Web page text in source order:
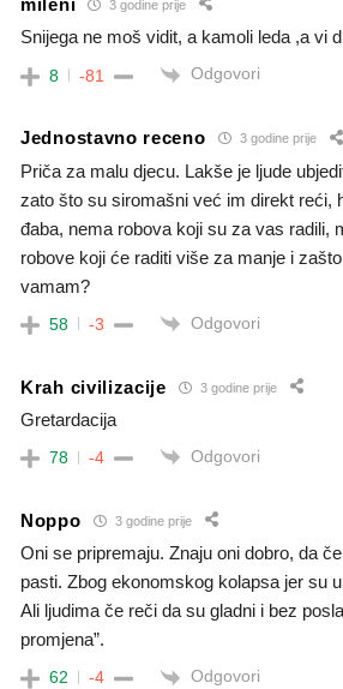
mileni 3 godine prije
Snijega ne moš vidit, a kamoli leda ,a vi
8 -81 Odgovori
Jednostavno receno 3 godine prije
Priča za malu djecu. Lakše je ljude
zato što su siromašni već im direkt reći,
đaba, nema robova koji su za vas radili,
robove koji će raditi više za manje i
vamam?
58 -3 Odgovori
Krah civilizacije 3 godine prije
Gretardacija
78 -4 Odgovori
Noppo 3 godine prije
Oni se pripremaju. Znaju oni dobro, da
pasti. Zbog ekonomskog kolapsa jer su
Ali ljudima če reči da su gladni i bez
promjena”.
62 -4 Odgovori